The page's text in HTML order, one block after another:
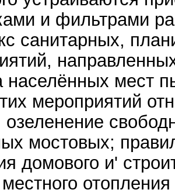
и фильтрами
санитарных,
населённых мест
мероприятий
озеленение
мостовых;
домового и'